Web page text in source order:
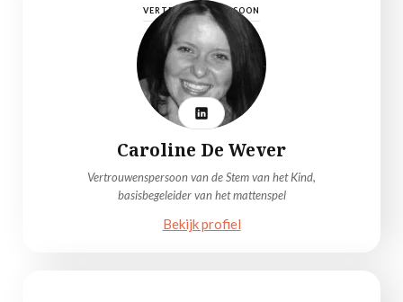
VERTROUWENSPERSOON
Caroline De Wever
Vertrouwenspersoon van de Stem van het Kind,
basisbegeleider van het mattenspel
Bekijk profiel